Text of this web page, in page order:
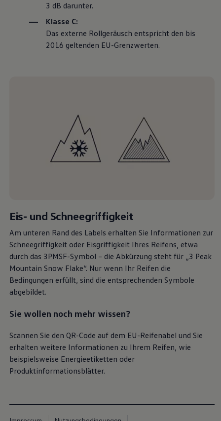
3 dB darunter.
Klasse C:
Das externe Rollgeräusch entspricht den bis
2016 geltenden EU-Grenzwerten.
Eis- und Schneegriffigkeit
Am unteren Rand des Labels erhalten Sie Informationen zur
Schneegriffigkeit oder Eisgriffigkeit Ihres Reifens, etwa
durch das 3PMSF-Symbol – die Abkürzung steht für „3 Peak
Mountain Snow Flake“. Nur wenn Ihr Reifen die
Bedingungen erfüllt, sind die entsprechenden Symbole
abgebildet.
Sie wollen noch mehr wissen?
Scannen Sie den QR-Code auf dem EU-Reifenabel und Sie
erhalten weitere Informationen zu Ihrem Reifen, wie
beispielsweise Energieetiketten oder
Produktinformationsblätter.